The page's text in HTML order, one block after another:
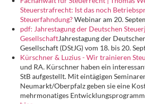
Steuerstrafrecht: Ist das noch
Steuerfahndung?Webinar am 20.
pdf: Jahrestagung der Deutschen
GesellschaftJahrestagung der
Gesellschaft (DStJG) vom 18. bis 20.
Kürschner & Luzius - Wir trainieren
und RA. Kürschner haben ein
StB aufgestellt. Mit eintägigen
Neumarkt/Oberpfalz geben sie eine
mehrmonatiges